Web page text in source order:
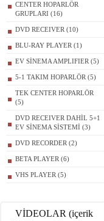
CENTER HOPARLÖR
GRUPLARI (16)
DVD RECEIVER (10)
BLU-RAY PLAYER (1)
EV SİNEMA AMPLIFIER (5)
5-1 TAKIM HOPARLÖR (5)
TEK CENTER HOPARLÖR
(5)
DVD RECEIVER DAHİL 5+1
EV SİNEMA SİSTEMİ (3)
DVD RECORDER (2)
BETA PLAYER (6)
VHS PLAYER (5)
VİDEOLAR (içerik